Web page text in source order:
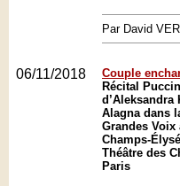
Par David
06/11/2018
Couple
Récital
d’Aleksandra
Alagna dans
Grandes Voix
Champs-
Théâtre des
Paris